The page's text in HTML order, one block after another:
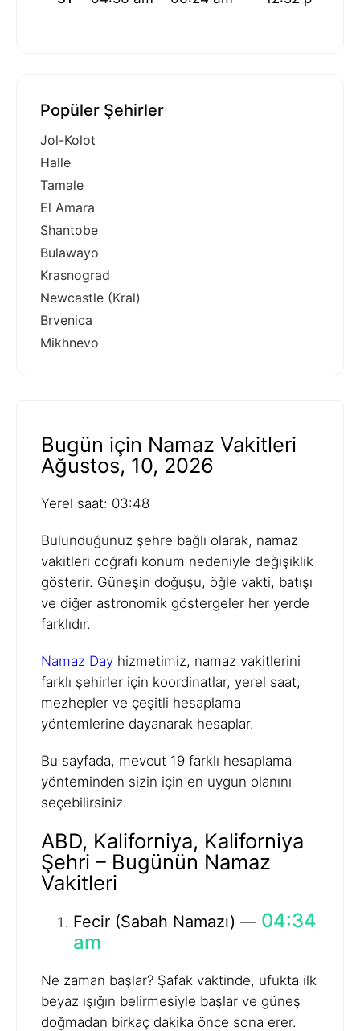
Popüler Şehirler
Jol-Kolot
Halle
Tamale
El Amara
Shantobe
Bulawayo
Krasnograd
Newcastle (Kral)
Brvenica
Mikhnevo
Bugün için Namaz Vakitleri
Ağustos, 10, 2026
Yerel saat: 03:48
Bulunduğunuz şehre bağlı olarak, namaz
vakitleri coğrafi konum nedeniyle değişiklik
gösterir. Güneşin doğuşu, öğle vakti, batışı
ve diğer astronomik göstergeler her yerde
farklıdır.
Namaz Day hizmetimiz, namaz vakitlerini
farklı şehirler için koordinatlar, yerel saat,
mezhepler ve çeşitli hesaplama
yöntemlerine dayanarak hesaplar.
Bu sayfada, mevcut 19 farklı hesaplama
yönteminden sizin için en uygun olanını
seçebilirsiniz.
ABD, Kaliforniya, Kaliforniya
Şehri – Bugünün Namaz
Vakitleri
Fecir (Sabah Namazı) — 04:34
am
Ne zaman başlar? Şafak vaktinde, ufukta ilk
beyaz ışığın belirmesiyle başlar ve güneş
doğmadan birkaç dakika önce sona erer.